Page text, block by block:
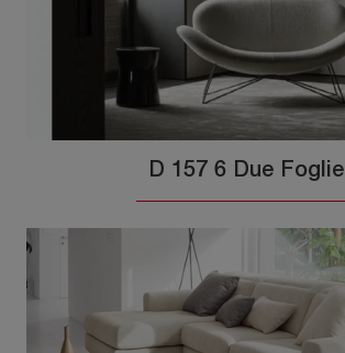
D 157 6 Due Foglie